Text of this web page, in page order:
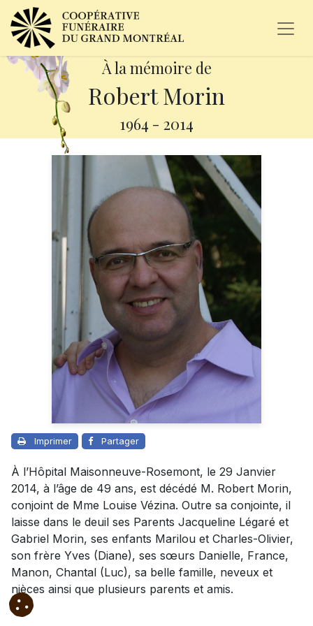
À la mémoire de
Robert Morin
1964 - 2014
Imprimer Partager
À l’Hôpital Maisonneuve-Rosemont, le 29 Janvier
2014, à l’âge de 49 ans, est décédé M. Robert Morin,
conjoint de Mme Louise Vézina. Outre sa conjointe, il
laisse dans le deuil ses Parents Jacqueline Légaré et
Gabriel Morin, ses enfants Marilou et Charles-Olivier,
son frère Yves (Diane), ses sœurs Danielle, France,
Manon, Chantal (Luc), sa belle famille, neveux et
nièces ainsi que plusieurs parents et amis.